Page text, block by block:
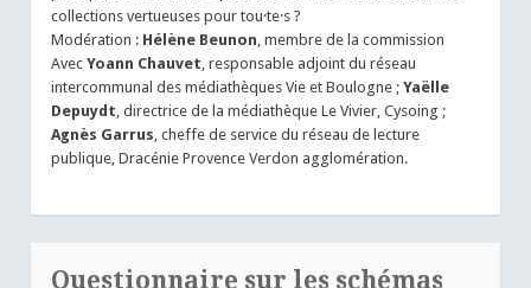
collections vertueuses pour tou·te·s ?
Modération : Hélène Beunon , membre de la commission
AvecYoann Chauvet , responsable adjoint du réseau
intercommunal des médiathèques Vie et Boulogne ;Yaëlle
Depuydt , directrice de la médiathèque Le Vivier, Cysoing ;
Agnès Garrus , cheffe de service du réseau de lecture
publique, Dracénie Provence Verdon agglomération.
Questionnaire sur les schémas